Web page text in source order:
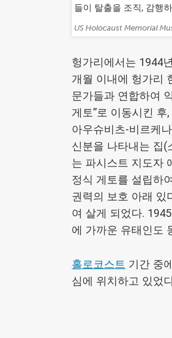
들이 탈출을 조직, 감행
Credits:
US Holocaust Memorial
헝가리에서는 1944
개월 이내에 헝가리
문가들과 연합하여
게토”로 이동시킨
아우슈비츠-비르케
신분을 나타내는 집(
는 파시스트 지도자
정식 게토를 설립하
권력의 보호 아래 있
여 살게 되었다.
에 가까운 유태인도
홀로코스트 기간 중
심에 위치하고 있었